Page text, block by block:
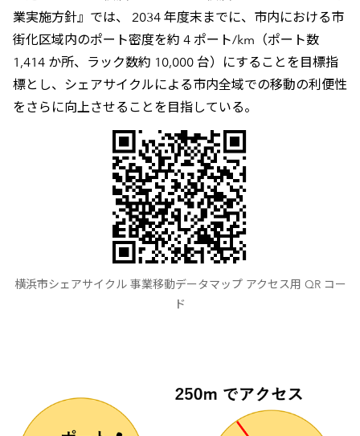
業実施方針』では、 2034 年度末までに、市内における市
街化区域内のポート密度を約 4 ポート/km（ポート数
1,414 か所、ラック数約 10,000 台）にすることを目標指
標とし、シェアサイクルによる市内全域での移動の利便性
をさらに向上させることを目指している。
横浜市シェアサイクル 事業移動データマップ アクセス用 QR コー
ド